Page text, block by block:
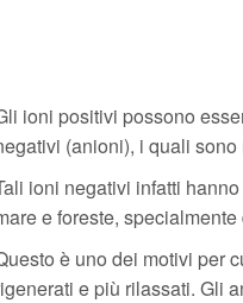
ioni positivi possono
(anioni), i quali
ioni negativi infatti
e foreste,
è uno dei motivi per
e più rilassati. Gli